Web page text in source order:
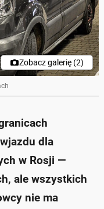
Zobacz galerię (2)
dla
w Rosji —
ale wszystkich
nie ma